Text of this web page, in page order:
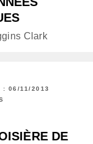
Clark
: 06/11/2013
DE